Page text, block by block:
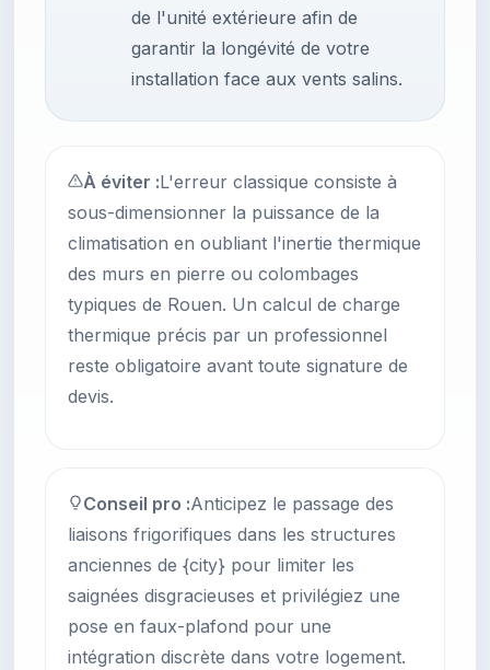
de l'unité extérieure afin de
garantir la longévité de votre
installation face aux vents salins.
À éviter :L'erreur classique consiste à
sous-dimensionner la puissance de la
climatisation en oubliant l'inertie thermique
des murs en pierre ou colombages
typiques de Rouen. Un calcul de charge
thermique précis par un professionnel
reste obligatoire avant toute signature de
devis.
Conseil pro :Anticipez le passage des
liaisons frigorifiques dans les structures
anciennes de {city} pour limiter les
saignées disgracieuses et privilégiez une
pose en faux-plafond pour une
intégration discrète dans votre logement.